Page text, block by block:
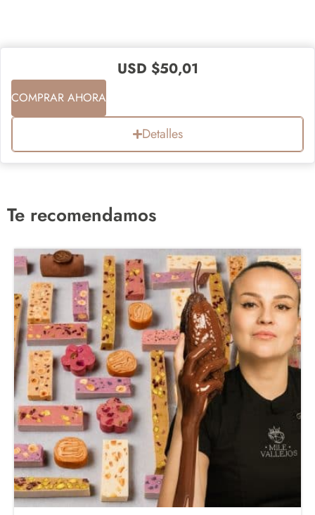
USD $50,01
COMPRAR AHORA
Detalles
Te recomendamos